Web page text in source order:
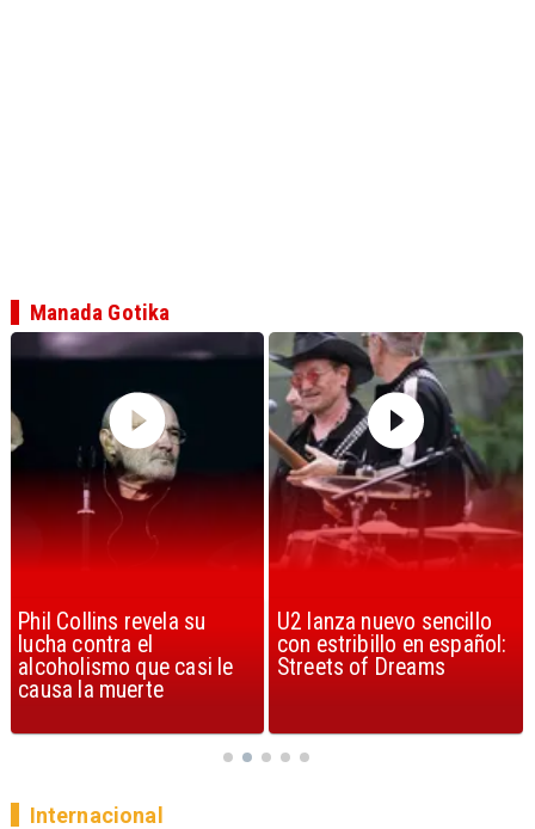
U2 lanza nuevo sencillo
con estribillo en español:
Streets of Dreams
“Africa” de Toto es
considerada la mejor
canción, según la ciencia
Manada Gotika
Internacional